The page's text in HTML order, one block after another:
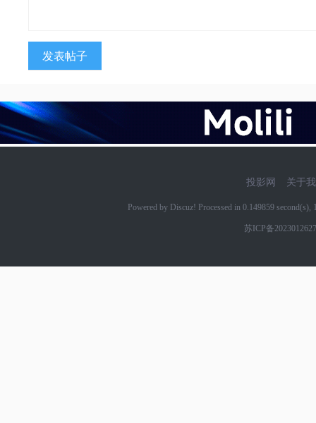
发表帖子
投影网 关于
Powered by Discuz! Processed in 0.149859
苏ICP备